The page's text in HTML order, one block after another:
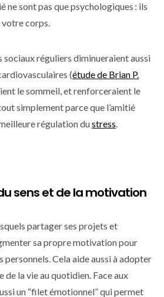
ne sont pas que psychologiques : ils
votre corps.
sociaux réguliers diminueraient aussi
(étude de Brian P.
le sommeil, et renforceraient le
simplement parce que l’amitié
régulation dustress.
sens et de la motivation
partager ses projets et
sa propre motivation pour
Cela aide aussi à adopter
de la vie au quotidien. Face aux
un “filet émotionnel” qui permet